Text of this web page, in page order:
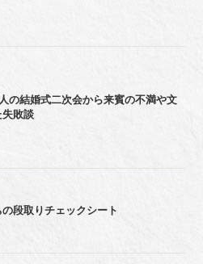
の結婚式二次会から来賓の不満や文
失敗談
段取りチェックシート